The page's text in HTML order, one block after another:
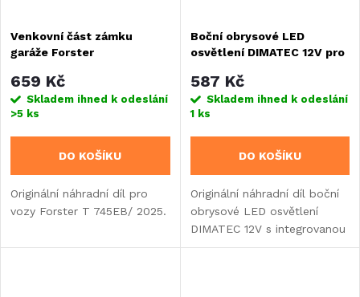
Venkovní část zámku
garáže Forster
659 Kč
Skladem ihned k odeslání
>5 ks
DO KOŠÍKU
Originální náhradní díl pro
vozy Forster T 745EB/ 2025.
Boční obrysové LED
osvětlení DIMATEC 12V pro
587 Kč
Skladem ihned k odeslání
1 ks
DO KOŠÍKU
Originální náhradní díl boční
obrysové LED osvětlení
DIMATEC 12V s integrovanou
odrazkou - spolehlivé a